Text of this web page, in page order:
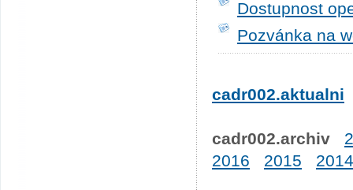
Dostupnost
Pozvánka na
cadr002.aktualni
cadr002.archiv
2016
2015 2014